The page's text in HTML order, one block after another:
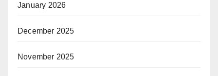
January 2026
December 2025
November 2025